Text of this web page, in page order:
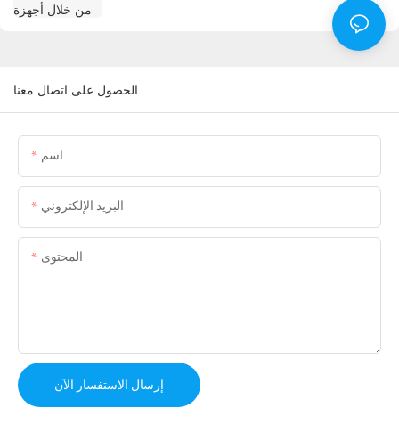
الحصول على اتصال معنا
اسم
البريد الإلكتروني
المحتوى
إرسال الاستفسار الآن